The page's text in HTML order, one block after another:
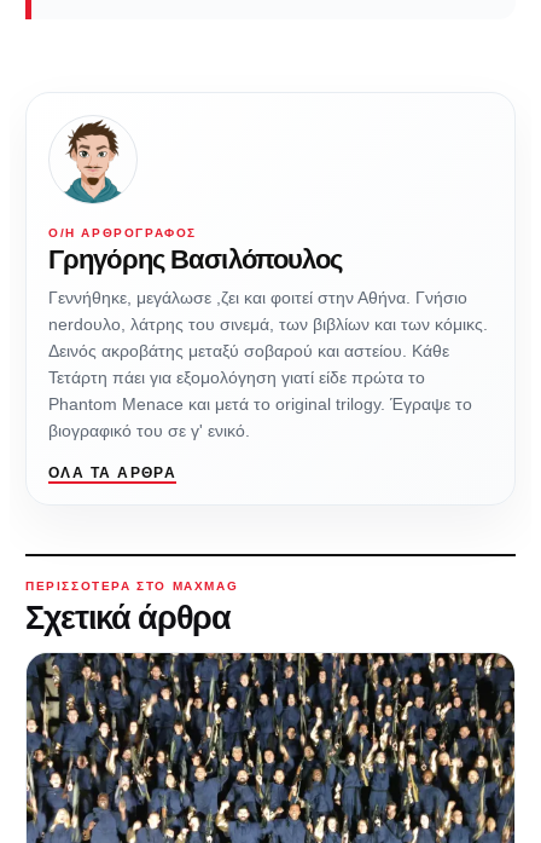
Ο/Η ΑΡΘΡΟΓΡΆΦΟΣ
Γρηγόρης Βασιλόπουλος
Γεννήθηκε, μεγάλωσε ,ζει και φοιτεί στην Αθήνα. Γνήσιο
nerdουλο, λάτρης του σινεμά, των βιβλίων και των κόμικς.
Δεινός ακροβάτης μεταξύ σοβαρού και αστείου. Κάθε
Τετάρτη πάει για εξομολόγηση γιατί είδε πρώτα το
Phantom Menace και μετά το original trilogy. Έγραψε το
βιογραφικό του σε γ' ενικό.
ΌΛΑ ΤΑ ΆΡΘΡΑ
ΠΕΡΙΣΣΌΤΕΡΑ ΣΤΟ MAXMAG
Σχετικά άρθρα